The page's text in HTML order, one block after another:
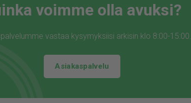
voimme olla avuksi?
vastaa kysymyksiisi arkisin klo 8:00-15:00.
Asiakaspalvelu